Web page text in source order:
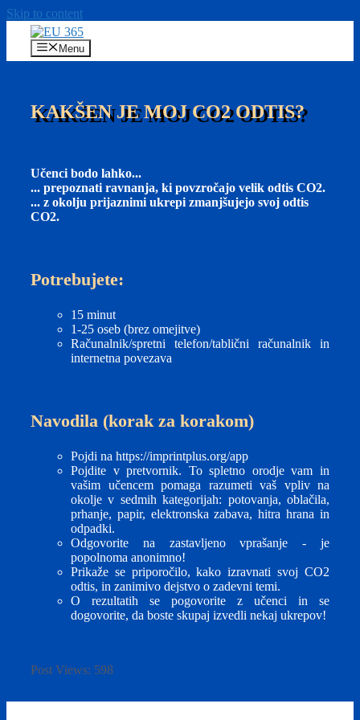
Skip to content
Menu
KAKŠEN JE MOJ CO2 ODTIS?
Učenci bodo lahko...
... prepoznati ravnanja, ki povzročajo velik odtis CO2.
... z okolju prijaznimi ukrepi zmanjšujejo svoj odtis
CO2.
Potrebujete:
15 minut
1-25 oseb (brez omejitve)
Računalnik/spretni telefon/tablični računalnik in
internetna povezava
Navodila (korak za korakom)
Pojdi na https://imprintplus.org/app
Pojdite v pretvornik. To spletno orodje vam in
vašim učencem pomaga razumeti vaš vpliv na
okolje v sedmih kategorijah: potovanja, oblačila,
prhanje, papir, elektronska zabava, hitra hrana in
odpadki.
Odgovorite na zastavljeno vprašanje - je
popolnoma anonimno!
Prikaže se priporočilo, kako izravnati svoj CO2
odtis, in zanimivo dejstvo o zadevni temi.
O rezultatih se pogovorite z učenci in se
dogovorite, da boste skupaj izvedli nekaj ukrepov!
Post Views: 598